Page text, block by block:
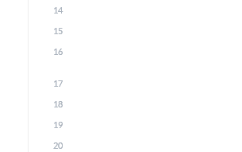
14
15
16
17
18
19
20